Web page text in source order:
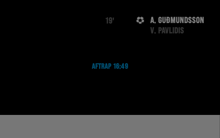
19'
A. GUÐMUNDSSON
V. PAVLIDIS
AFTRAP 16:49